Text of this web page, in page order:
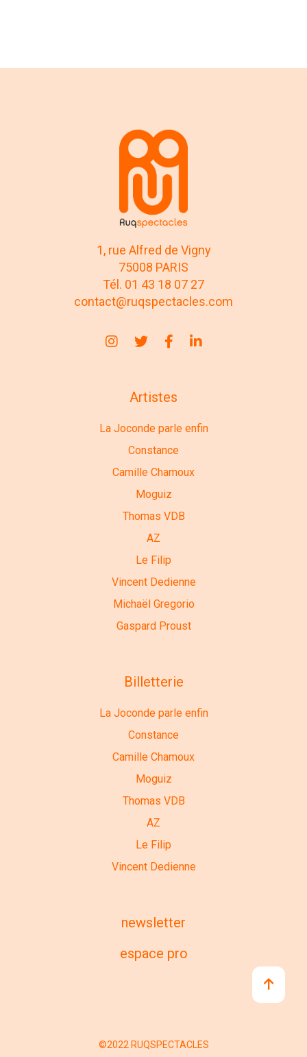
1, rue Alfred de Vigny
75008 PARIS
Tél. 01 43 18 07 27
contact@ruqspectacles.com
Artistes
La Joconde parle enfin
Constance
Camille Chamoux
Moguiz
Thomas VDB
AZ
Le Filip
Vincent Dedienne
Michaël Gregorio
Gaspard Proust
Billetterie
La Joconde parle enfin
Constance
Camille Chamoux
Moguiz
Thomas VDB
AZ
Le Filip
Vincent Dedienne
newsletter
espace pro
©2022 RUQSPECTACLES